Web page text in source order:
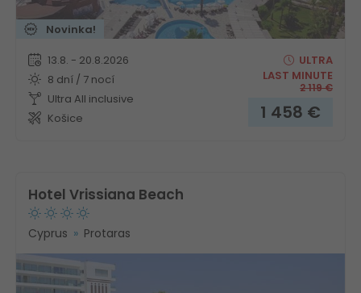
Novinka!
13.8. - 20.8.2026
8 dní / 7 nocí
Ultra All inclusive
Košice
ULTRA
LAST MINUTE
2 119€
1 458 €
Hotel Vrissiana Beach
Cyprus Protaras